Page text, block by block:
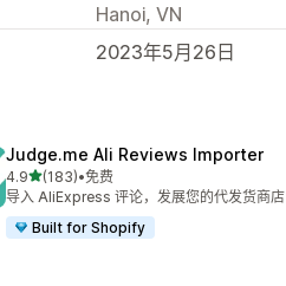
Hanoi, VN
2023年5月26日
Judge.me Ali Reviews Importer
4.9星（满分 5 星）
(183)
总共 183 条评论
•免费
导入 AliExpress 评论，发展您的代发货商店
Built for Shopify